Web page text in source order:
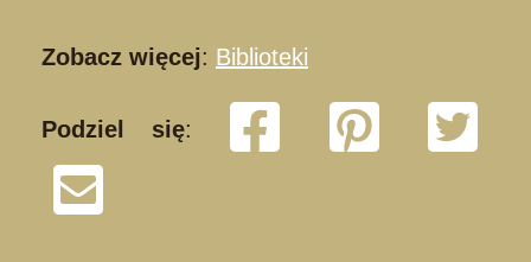
Zobacz więcej: Biblioteki
Podziel się: